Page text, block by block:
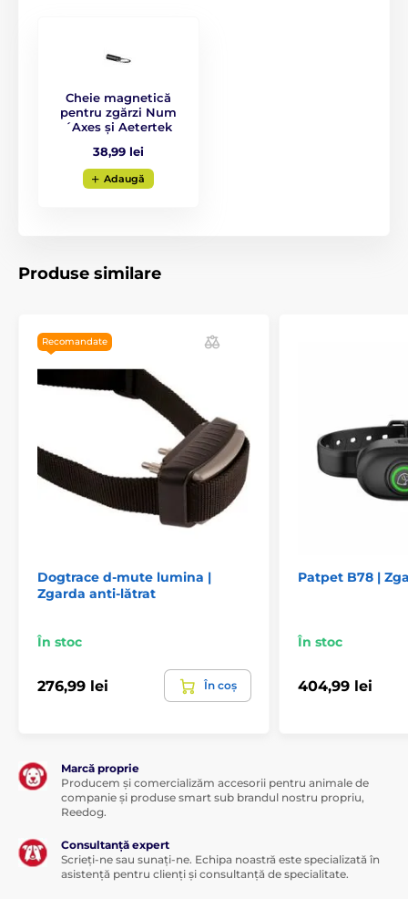
mici cu greutatea de până la 6 kg.
Lungimea zgardei
Canicalm Small are o zgardă foarte
rezistentă și de calitate, realizată din
nylon. Este confortabilă pentru câine și se
Canicalm Small are cel mai mic și mai
ușor receptor din lume. Are o lățime de 4
cm, o înălțime de 2 cm, o adâncime de 2,6
cm și cântărește doar 17 grame.
Specificațiile tehnice pot fi modificate fără o notificare
expresă. Imaginile au doar caracter ilustrativ.
Zgărzi anti-lătrat
Cheie magnetică
pentru zgărzi Num
´Axes și Aetertek
38,99 lei
Adaugă
Produse similare
Recomandate
Dogtrace d-mute lumina |
Zgarda anti-lătrat
În stoc
276,99 lei În coș
Patpet B78 |
În stoc
404,99 lei
Marcă proprie
Producem și comercializăm accesorii pentru animale de
companie și produse smart sub brandul nostru propriu,
Reedog.
Consultanță expert
Scrieți-ne sau sunați-ne. Echipa noastră este specializată în
asistență pentru clienți și consultanță de specialitate.